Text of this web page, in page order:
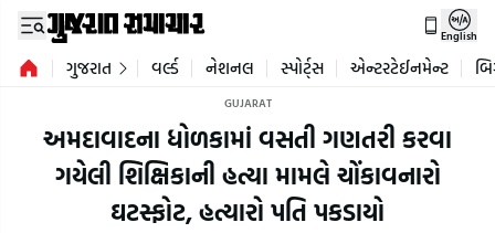
English
ગુજરાત વર્લ્ડ નેશનલ સ્પોર્ટ્સ એન્ટરટેઈનમેન્ટ
GUJARAT
અમદાવાદના ધોળકામાં વસતી ગણતરી કરવા
ગયેલી શિક્ષિકાની હત્યા મામલે ચોંકાવનારો
ઘટસ્ફોટ, હત્યારો પતિ પકડાયો